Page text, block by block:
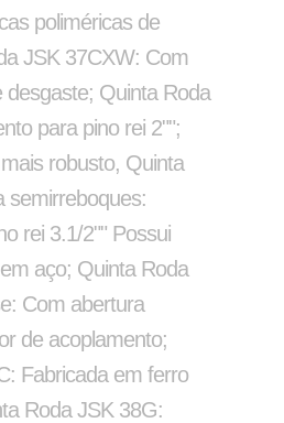
de chapas
Balancim
poliméricas de
JSK 37CXW: Com
desgaste; Quinta Roda
para pino rei 2"";
robusto, Quinta
semirreboques:
rei 3.1/2"" Possui
aço; Quinta Roda
Com abertura
de acoplamento;
Fabricada em ferro
Roda JSK 38G: